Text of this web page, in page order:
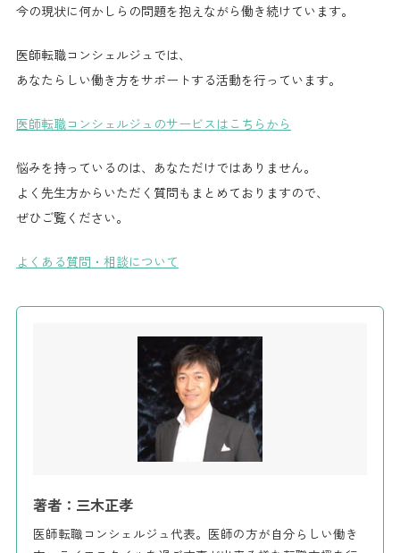
今の現状に何かしらの問題を抱えながら働き続けています。
医師転職コンシェルジュでは、
あなたらしい働き方をサポートする活動を行っています。
医師転職コンシェルジュのサービスはこちらから
悩みを持っているのは、あなただけではありません。
よく先生方からいただく質問もまとめておりますので、
ぜひご覧ください。
よくある質問・相談について
著者：三木正孝
医師転職コンシェルジュ代表。医師の方が自分らしい働き